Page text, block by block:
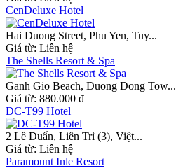
CenDeluxe Hotel
Hai Duong Street, Phu Yen, Tuy...
Giá từ: Liên hệ
The Shells Resort & Spa
Ganh Gio Beach, Duong Dong Tow...
Giá từ: 880.000 đ
DC-T99 Hotel
2 Lê Duẩn, Liên Trì (3), Việt...
Giá từ: Liên hệ
Paramount Inle Resort